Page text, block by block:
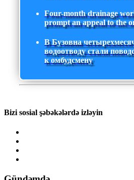
Four-month drainage
prompt an appeal to the
В Бузовна
водоотводу стали
к омбудсмену
Bizi sosial şəbəkələrdə izləyin